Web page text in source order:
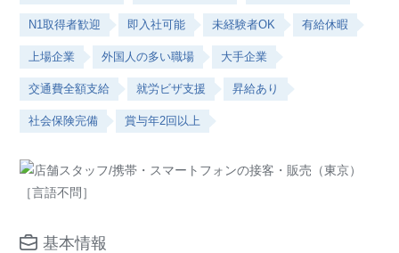
N1取得者歓迎 即入社可能 未経験者OK 有給休暇
上場企業 外国人の多い職場 大手企業
交通費全額支給 就労ビザ支援 昇給あり
社会保険完備 賞与年2回以上
基本情報